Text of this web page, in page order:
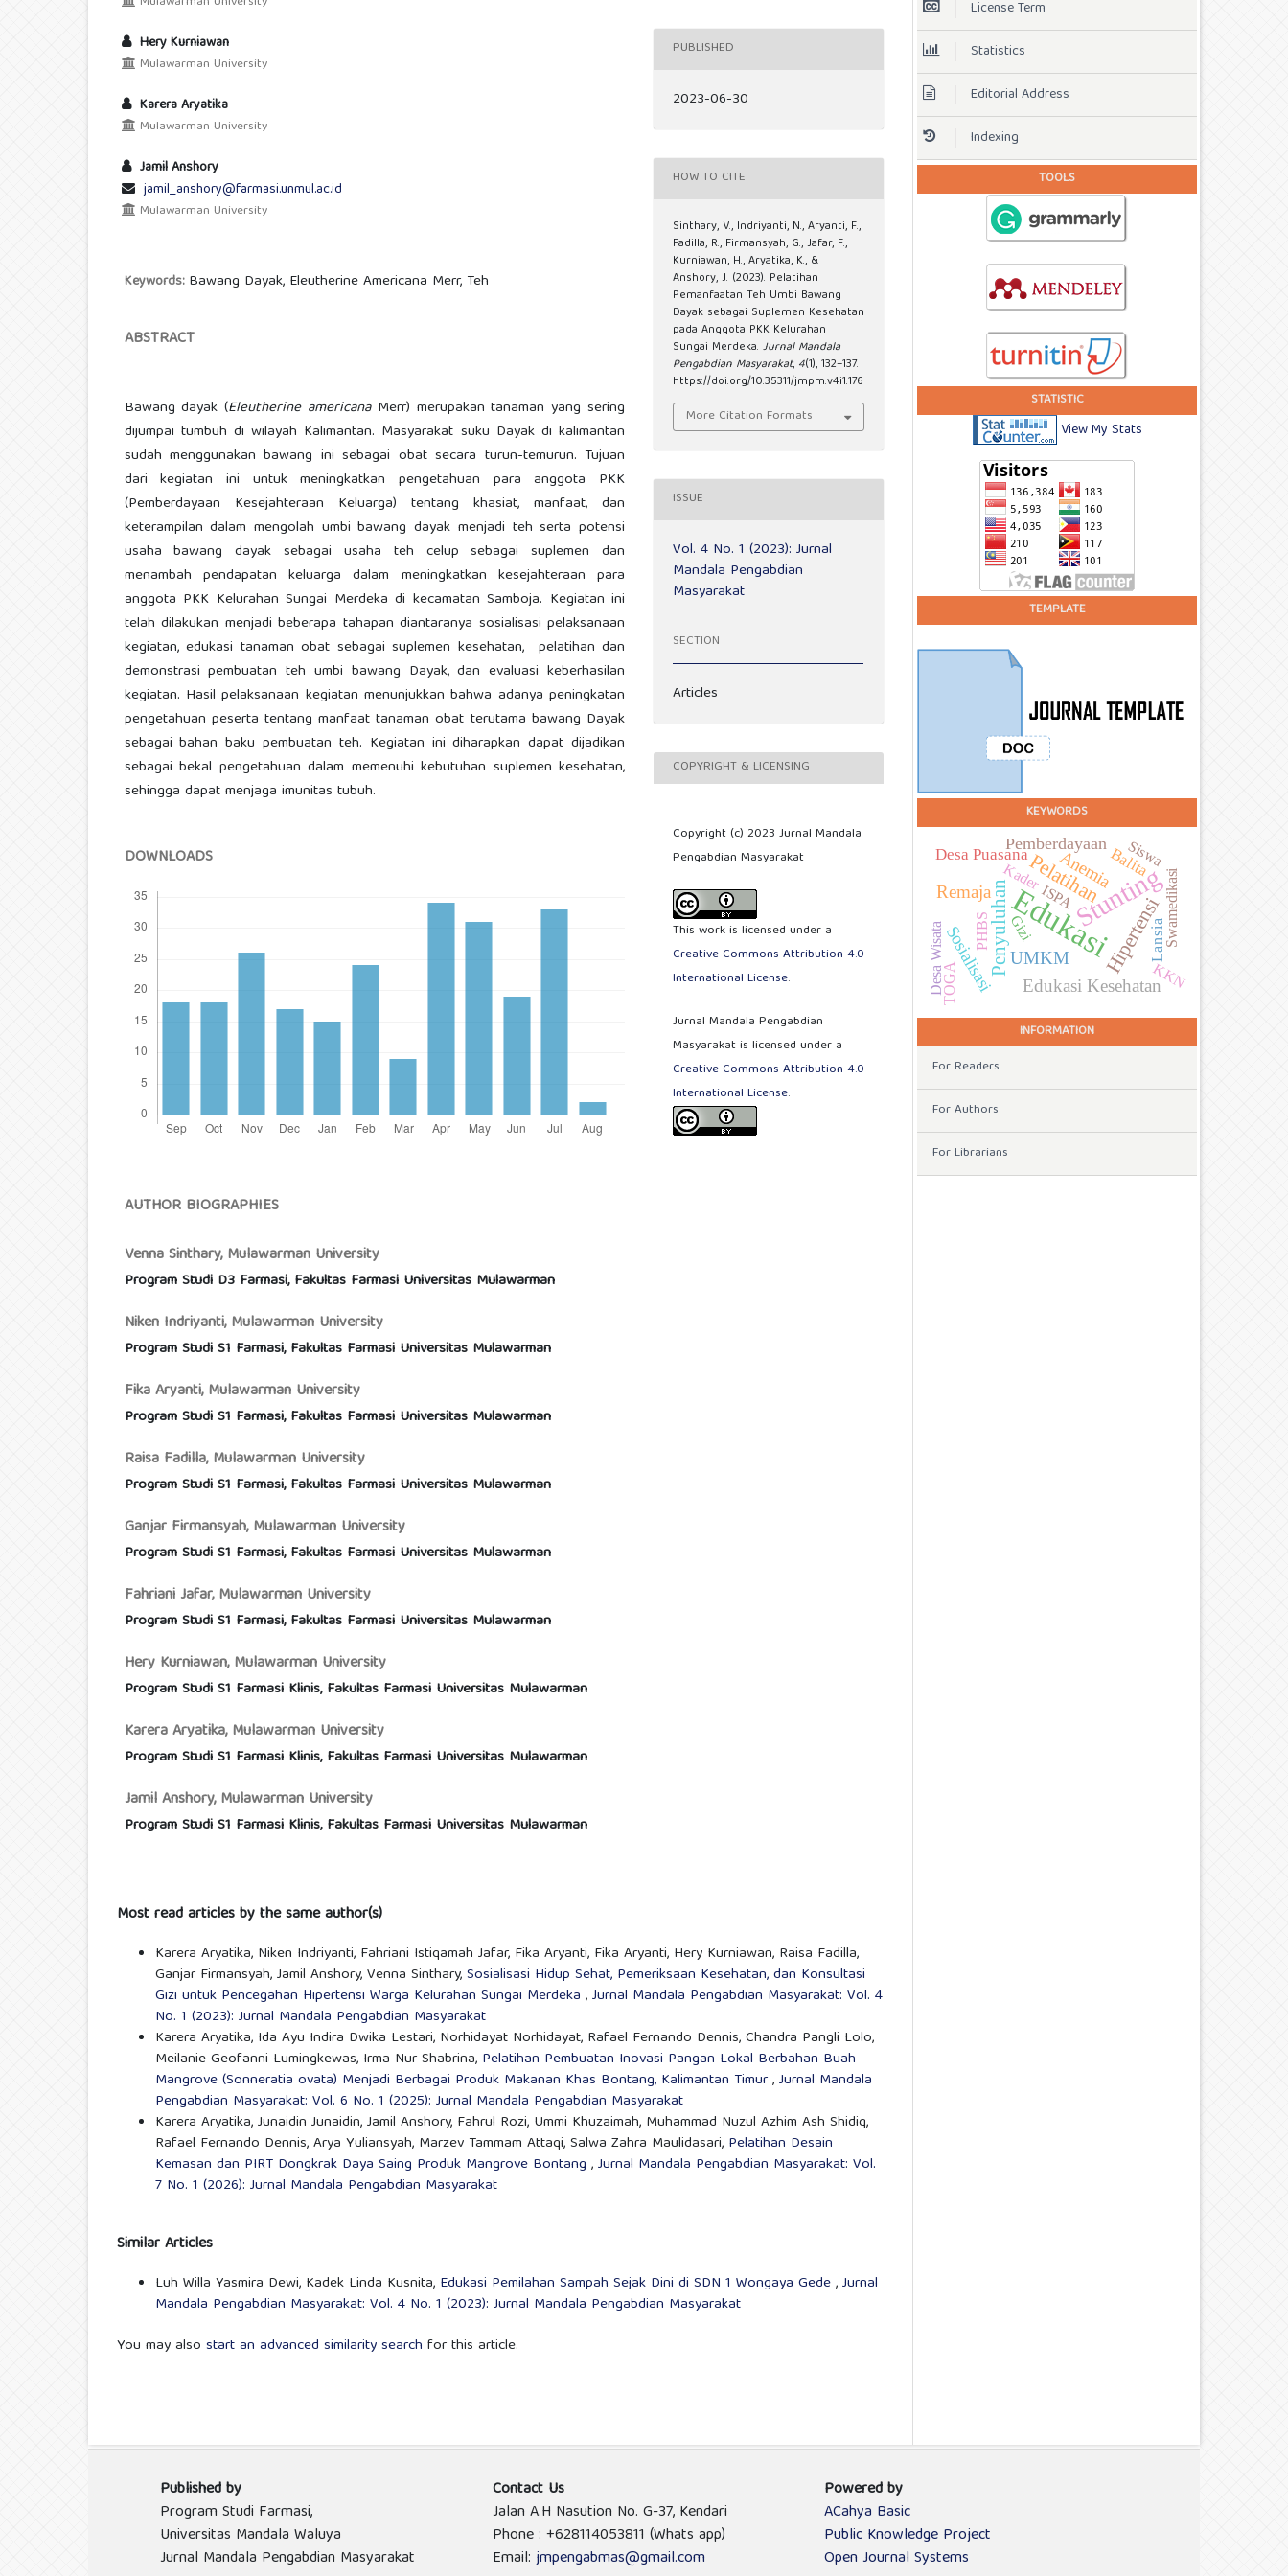
Hery Kurniawan
Mulawarman University
Karera Aryatika
Mulawarman University
Jamil Anshory
jamil_anshory@farmasi.unmul.ac.id
Mulawarman University
Keywords: Bawang Dayak, Eleutherine Americana Merr, Teh
ABSTRACT
Bawang dayak (Eleutherine americanaMerr) merupakan tanaman yang sering
dijumpai tumbuh di wilayah Kalimantan. Masyarakat suku Dayak di kalimantan
sudah menggunakan bawang ini sebagai obat secara turun-temurun. Tujuan
dari kegiatan ini untuk meningkatkan pengetahuan para anggota PKK
(Pemberdayaan Kesejahteraan Keluarga) tentang khasiat, manfaat, dan
keterampilan dalam mengolah umbi bawang dayak menjadi teh serta potensi
usaha bawang dayak sebagai usaha teh celup sebagai suplemen dan
menambah pendapatan keluarga dalam meningkatkan kesejahteraan para
anggota PKK Kelurahan Sungai Merdeka di kecamatan Samboja. Kegiatan ini
telah dilakukan menjadi beberapa tahapan diantaranya sosialisasi pelaksanaan
kegiatan, edukasi tanaman obat sebagai suplemen kesehatan, pelatihan dan
demonstrasi pembuatan teh umbi bawang Dayak, dan evaluasi keberhasilan
kegiatan. Hasil pelaksanaan kegiatan menunjukkan bahwa adanya peningkatan
pengetahuan peserta tentang manfaat tanaman obat terutama bawang Dayak
sebagai bahan baku pembuatan teh. Kegiatan ini diharapkan dapat dijadikan
sebagai bekal pengetahuan dalam memenuhi kebutuhan suplemen kesehatan,
sehingga dapat menjaga imunitas tubuh.
DOWNLOADS
AUTHOR BIOGRAPHIES
Venna Sinthary,Mulawarman University
Program Studi D3 Farmasi, Fakultas Farmasi Universitas Mulawarman
Niken Indriyanti,Mulawarman University
Program Studi S1 Farmasi, Fakultas Farmasi Universitas Mulawarman
Fika Aryanti,Mulawarman University
Program Studi S1 Farmasi, Fakultas Farmasi Universitas Mulawarman
Raisa Fadilla,Mulawarman University
Program Studi S1 Farmasi, Fakultas Farmasi Universitas Mulawarman
Ganjar Firmansyah,Mulawarman University
Program Studi S1 Farmasi, Fakultas Farmasi Universitas Mulawarman
Fahriani Jafar,Mulawarman University
Program Studi S1 Farmasi, Fakultas Farmasi Universitas Mulawarman
Hery Kurniawan,Mulawarman University
Program Studi S1 Farmasi Klinis, Fakultas Farmasi Universitas Mulawarman
Karera Aryatika,Mulawarman University
Program Studi S1 Farmasi Klinis, Fakultas Farmasi Universitas Mulawarman
Jamil Anshory,Mulawarman University
Program Studi S1 Farmasi Klinis, Fakultas Farmasi Universitas Mulawarman
PUBLISHED
2023-06-30
HOW TO CITE
Sinthary, V., Indriyanti, N., Aryanti, F.,
Fadilla, R., Firmansyah, G., Jafar, F.,
Kurniawan, H., Aryatika, K., &
Anshory, J. (2023). Pelatihan
Pemanfaatan Teh Umbi Bawang
Dayak sebagai Suplemen Kesehatan
pada Anggota PKK Kelurahan
Sungai Merdeka. Jurnal Mandala
Pengabdian Masyarakat, 4(1), 132–137.
https://doi.org/10.35311/jmpm.v4i1.176
More Citation Formats
ISSUE
Vol. 4 No. 1 (2023): Jurnal
Mandala Pengabdian
Masyarakat
SECTION
Articles
COPYRIGHT & LICENSING
Copyright (c) 2023 Jurnal Mandala
Pengabdian Masyarakat
This work is licensed under a
Creative Commons Attribution 4.0
International License.
Jurnal Mandala Pengabdian
Masyarakat is licensed under a
Creative Commons Attribution 4.0
International License.
Most read articles by the same author(s)
Karera Aryatika, Niken Indriyanti, Fahriani Istiqamah Jafar, Fika Aryanti, Fika Aryanti, Hery Kurniawan, Raisa Fadilla,
Ganjar Firmansyah, Jamil Anshory, Venna Sinthary,Sosialisasi Hidup Sehat, Pemeriksaan Kesehatan, dan Konsultasi
Gizi untuk Pencegahan Hipertensi Warga Kelurahan Sungai Merdeka ,Jurnal Mandala Pengabdian Masyarakat: Vol. 4
No. 1 (2023): Jurnal Mandala Pengabdian Masyarakat
Karera Aryatika, Ida Ayu Indira Dwika Lestari, Norhidayat Norhidayat, Rafael Fernando Dennis, Chandra Pangli Lolo,
Meilanie Geofanni Lumingkewas, Irma Nur Shabrina, Pelatihan Pembuatan Inovasi Pangan Lokal Berbahan Buah
Mangrove (Sonneratia ovata) Menjadi Berbagai Produk Makanan Khas Bontang, Kalimantan Timur,Jurnal Mandala
Pengabdian Masyarakat: Vol. 6 No. 1 (2025): Jurnal Mandala Pengabdian Masyarakat
Karera Aryatika, Junaidin Junaidin, Jamil Anshory, Fahrul Rozi, Ummi Khuzaimah, Muhammad Nuzul Azhim Ash Shidiq,
Rafael Fernando Dennis, Arya Yuliansyah, Marzev Tammam Attaqi, Salwa Zahra Maulidasari, Pelatihan Desain
Kemasan dan PIRT Dongkrak Daya Saing Produk Mangrove Bontang ,Jurnal Mandala Pengabdian Masyarakat: Vol.
7 No. 1 (2026): Jurnal Mandala Pengabdian Masyarakat
Similar Articles
Luh Willa Yasmira Dewi, Kadek Linda Kusnita, Edukasi Pemilahan Sampah Sejak Dini di SDN 1 Wongaya Gede,Jurnal
Mandala Pengabdian Masyarakat: Vol. 4 No. 1 (2023): Jurnal Mandala Pengabdian Masyarakat
You may also start an advanced similarity search for this article.
License Term
Statistics
Editorial Address
Indexing
TOOLS
STATISTIC
View My Stats
TEMPLATE
KEYWORDS
EdukasiStunting
Pelatihan
Penyuluhan Hipertensi
UMKM
Remaja
Edukasi Kesehatan
Anemia
Sosialisasi
Pemberdayaan
Balita
Desa Puasana
LansiaSwamedikasi
Desa Wisata PHBS Gizi
TOGA
Siswa
ISPA
Kader
KKN
INFORMATION
For Readers
For Authors
For Librarians
Published by
Program Studi Farmasi,
Universitas Mandala Waluya
Jurnal Mandala Pengabdian Masyarakat
Contact Us
Jalan A.H Nasution No. G-37, Kendari
Phone : +628114053811 (Whats app)
Email: jmpengabmas@gmail.com
Powered by
ACahya Basic
Public Knowledge Project
Open Journal Systems